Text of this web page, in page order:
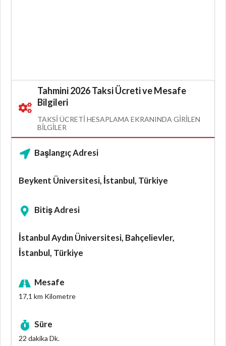
Tahmini 2026 Taksi Ücreti ve Mesafe
Bilgileri
TAKSI ÜCRETI HESAPLAMA EKRANINDA GIRILEN
BILGILER
Başlangıç Adresi
Beykent Üniversitesi, İstanbul, Türkiye
Bitiş Adresi
İstanbul Aydın Üniversitesi, Bahçelievler,
İstanbul, Türkiye
Mesafe
17,1 km Kilometre
Süre
22 dakika Dk.